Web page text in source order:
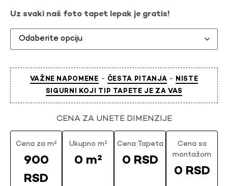
Uz svaki naš foto tapet lepak je gratis!
VAŽNE NAPOMENE - ČESTA PITANJA - NISTE
SIGURNI KOJI TIP TAPETE JE ZA VAS
CENA ZA UNETE DIMENZIJE
Cena za m²
900
RSD
Ukupno m²
0 m²
Cena Tapeta
0 RSD
Cena sa
montažom
0 RSD